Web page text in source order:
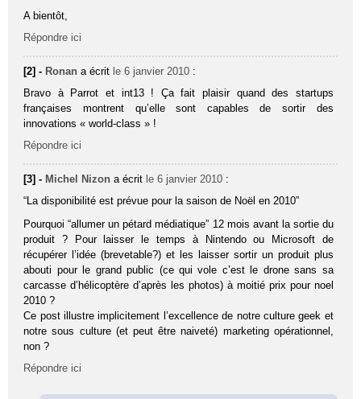
A bientôt,
Répondre ici
[2] - Ronan a écrit le 6 janvier 2010 :
Bravo à Parrot et int13 ! Ça fait plaisir quand des startups
françaises montrent qu’elle sont capables de sortir des
innovations « world-class » !
Répondre ici
[3] - Michel Nizon a écrit le 6 janvier 2010 :
“La disponibilité est prévue pour la saison de Noël en 2010”
Pourquoi “allumer un pétard médiatique” 12 mois avant la sortie du
produit ? Pour laisser le temps à Nintendo ou Microsoft de
récupérer l’idée (brevetable?) et les laisser sortir un produit plus
abouti pour le grand public (ce qui vole c’est le drone sans sa
carcasse d’hélicoptère d’après les photos) à moitié prix pour noel
2010 ?
Ce post illustre implicitement l’excellence de notre culture geek et
notre sous culture (et peut être naiveté) marketing opérationnel,
non ?
Répondre ici